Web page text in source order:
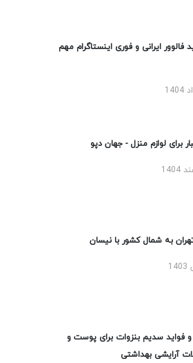
فالوور ایرانی و فوری اینستاگرام مهم
برای لوازم منزل - جهان دپو
به شمال کشور با نیسان
سدیم بنزوات برای پوست و
آرایشی بهداشتی